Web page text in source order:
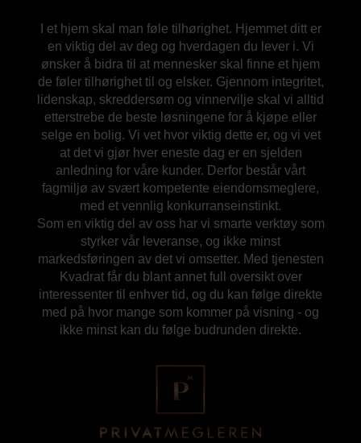
I et hjem skal man føle tilhørighet. Hjemmet ditt er
en viktig del av deg og hverdagen du lever i. Vi
ønsker å bidra til at mennesker skal finne et hjem
de føler tilhørighet til og elsker. Gjennom integritet,
lidenskap, skreddersøm og vinnervilje skal vi alltid
etterstrebe de beste løsningene for å kjøpe eller
selge en bolig. Vi vet hvor viktig dette er, og vi vet
at det vi gjør hver eneste dag er en sjelden
anledning for våre kunder. Derfor består vårt
fagmiljø av svært kompetente eiendomsmeglere,
med et vennlig konkurranseinstinkt.
Som en viktig del av oss har vi smarte verktøy som
styrker vår leveranse, og ikke minst
markedsføringen av det vi omsetter. Med tjenesten
Kvadrat får du blant annet full oversikt over
interessenter til enhver tid, og du kan følge direkte
med på hvor mange som kommer på visning - og
ikke minst kan du følge budrunden direkte.